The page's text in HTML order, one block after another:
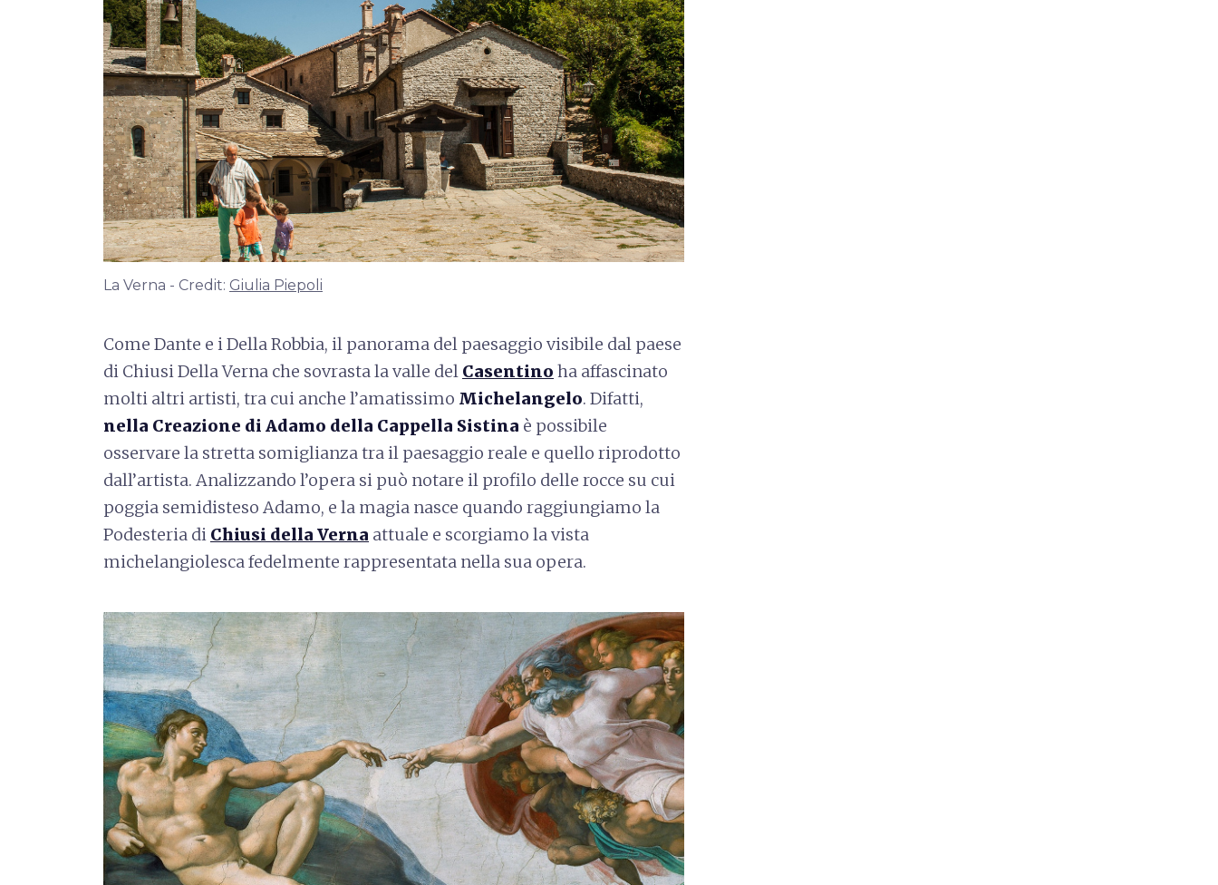
La Verna - Credit: Giulia Piepoli
Come Dante e i Della Robbia, il panorama del paesaggio visibile dal paese
di Chiusi Della Verna che sovrasta la valle del Casentino ha affascinato
molti altri artisti, tra cui anche l’amatissimo Michelangelo. Difatti,
nella Creazione di Adamo della Cappella Sistina è possibile
osservare la stretta somiglianza tra il paesaggio reale e quello riprodotto
dall’artista. Analizzando l’opera si può notare il profilo delle rocce su cui
poggia semidisteso Adamo, e la magia nasce quando raggiungiamo la
Podesteria di Chiusi della Verna attuale e scorgiamo la vista
michelangiolesca fedelmente rappresentata nella sua opera.